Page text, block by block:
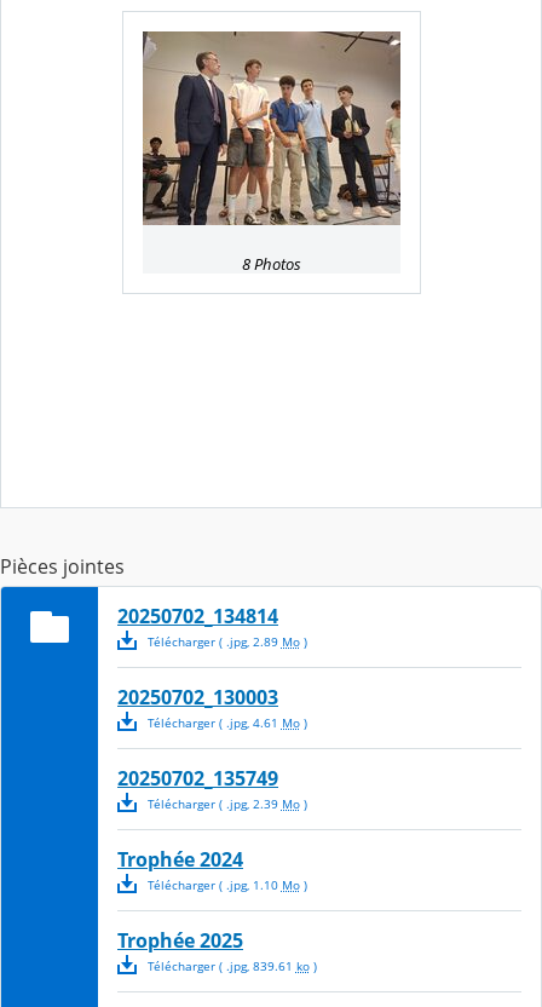
8 Photos
Pièces jointes
20250702_134814
Télécharger( .jpg, 2.89 Mo)
20250702_130003
Télécharger( .jpg, 4.61 Mo)
20250702_135749
Télécharger( .jpg, 2.39 Mo)
Trophée 2024
Télécharger( .jpg, 1.10 Mo)
Trophée 2025
Télécharger( .jpg, 839.61 ko)